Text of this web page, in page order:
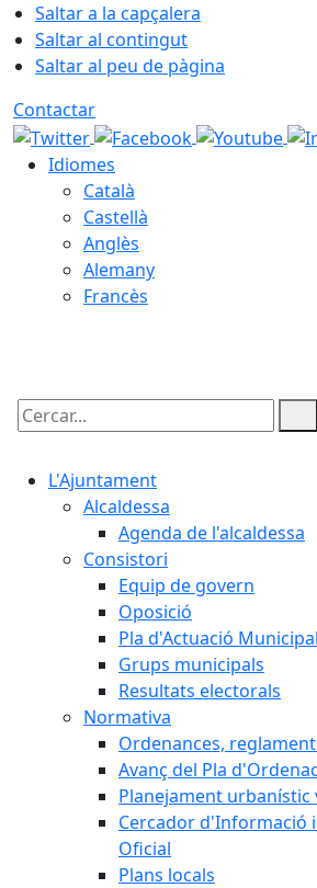
Saltar a la capçalera
Saltar al contingut
Saltar al peu de pàgina
Contactar
Idiomes
Català
Castellà
Anglès
Alemany
Francès
Cercar:
L'Ajuntament
Alcaldessa
Agenda de l'alcaldessa
Consistori
Equip de govern
Oposició
Pla d'Actuació Municipal
Grups municipals
Resultats electorals
Normativa
Ordenances,
Avanç del Pla
Planejament urbanístic
Cercador d'Informació
Oficial
Plans locals